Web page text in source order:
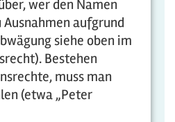
wer den Namen
aufgrund
siehe oben im
Bestehen
muss man
(etwa „Peter